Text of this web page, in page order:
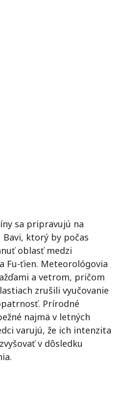
sa pripravujú na
ktorý by počas
oblasť medzi
Fu-ťien. Meteorológovia
a vetrom, pričom
zrušili vyučovanie
Prírodné
najmä v letných
varujú, že ich intenzita
v dôsledku